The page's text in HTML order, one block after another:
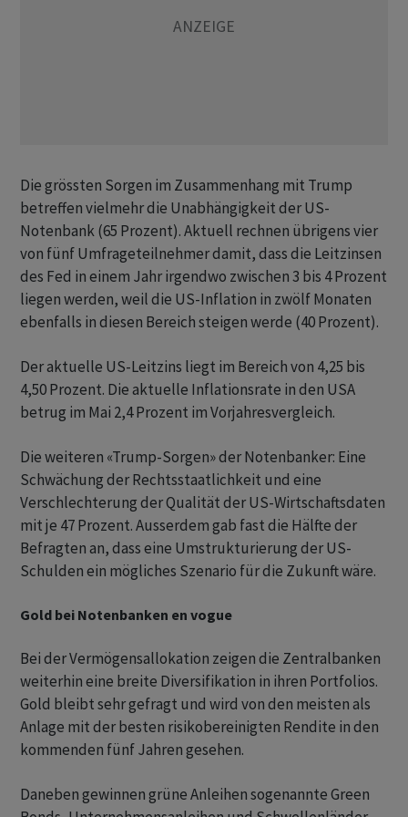
Die grössten Sorgen im Zusammenhang mit Trump
betreffen vielmehr die Unabhängigkeit der US-
Notenbank (65 Prozent). Aktuell rechnen übrigens vier
von fünf Umfrageteilnehmer damit, dass die Leitzinsen
des Fed in einem Jahr irgendwo zwischen 3 bis 4 Prozent
liegen werden, weil die US-Inflation in zwölf Monaten
ebenfalls in diesen Bereich steigen werde (40 Prozent).
Der aktuelle US-Leitzins liegt im Bereich von 4,25 bis
4,50 Prozent. Die aktuelle Inflationsrate in den USA
betrug im Mai 2,4 Prozent im Vorjahresvergleich.
Die weiteren «Trump-Sorgen» der Notenbanker: Eine
Schwächung der Rechtsstaatlichkeit und eine
Verschlechterung der Qualität der US-Wirtschaftsdaten
mit je 47 Prozent. Ausserdem gab fast die Hälfte der
Befragten an, dass eine Umstrukturierung der US-
Schulden ein mögliches Szenario für die Zukunft wäre.
Gold bei Notenbanken en vogue
Bei der Vermögensallokation zeigen die Zentralbanken
weiterhin eine breite Diversifikation in ihren Portfolios.
Gold bleibt sehr gefragt und wird von den meisten als
Anlage mit der besten risikobereinigten Rendite in den
kommenden fünf Jahren gesehen.
Daneben gewinnen grüne Anleihen sogenannte Green